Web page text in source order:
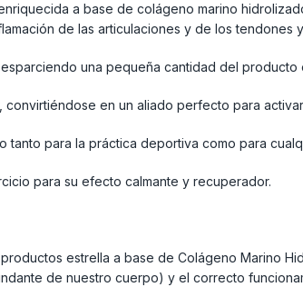
a base de colágeno marino
de las articulaciones y de los tendones
una pequeña cantidad del
en un aliado perfecto para
tanto para la práctica deportiva como para
para su efecto calmante y recuperador.
estrella a base de Colágeno Marino
de nuestro cuerpo) y el correcto